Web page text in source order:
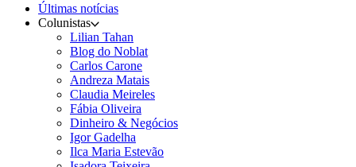
Últimas notícias
Colunistas
Lilian Tahan
Blog do Noblat
Carlos Carone
Andreza Matais
Claudia Meireles
Fábia Oliveira
Dinheiro & Negócios
Igor Gadelha
Ilca Maria Estevão